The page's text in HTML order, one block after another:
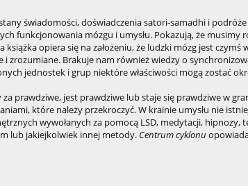
świadomości, doświadczenia satori-samadhi i
funkcjonowania mózgu i umysłu. Pokazują, że musimy
książka opiera się na założeniu, że ludzki mózg jest
i zrozumiane. Brakuje nam również wiedzy o
jednostek i grup niektóre właściwości mogą zostać
za prawdziwe, jest prawdziwe lub staje się prawdziwe w
które należy przekroczyć. W krainie umysłu nie
wywołanych za pomocą LSD, medytacji,
lub jakiejkolwiek innej metody. Centrum cyklonu